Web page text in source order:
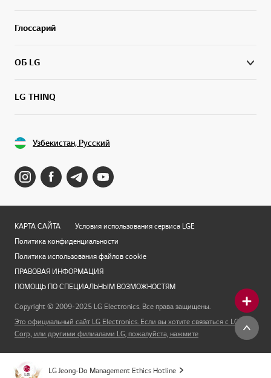
Глоссарий
ОБ LG
LG THINQ
Узбекистан, Русский
КАРТА САЙТА
Условия использования сервиса LGE
Политика конфиденциальности
Политика использования файлов cookie
ПРАВОВАЯ ИНФОРМАЦИЯ
ПОМОЩЬ ПО СПЕЦИАЛЬНЫМ ВОЗМОЖНОСТЯМ
Copyright © 2009-2025 LG Electronics. Все права защищены.
Это официальный сайт LG Electronics. Если вы хотите связаться с LG
Corp., или другими филиалами LG, пожалуйста, нажмите
LG Jeong-Do Management Ethics Hotline